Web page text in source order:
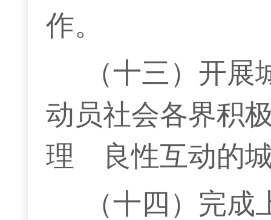
作。
（十三）开
动员社会各界积
理 良性互动的
（十四）完